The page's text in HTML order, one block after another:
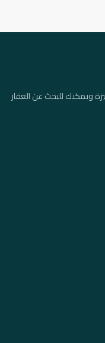
ويمكنك للبحث عن العقار